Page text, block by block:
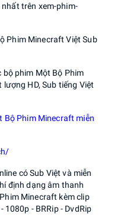
trên xem-phim-
Phim Minecraft Việt Sub
bộ phim Một Bộ Phim
HD, Sub tiếng Việt
Phim Minecraft miễn
có Sub Việt và miễn
định dạng âm thanh
Minecraft kèm clip
1080p - BRRip - DvdRip